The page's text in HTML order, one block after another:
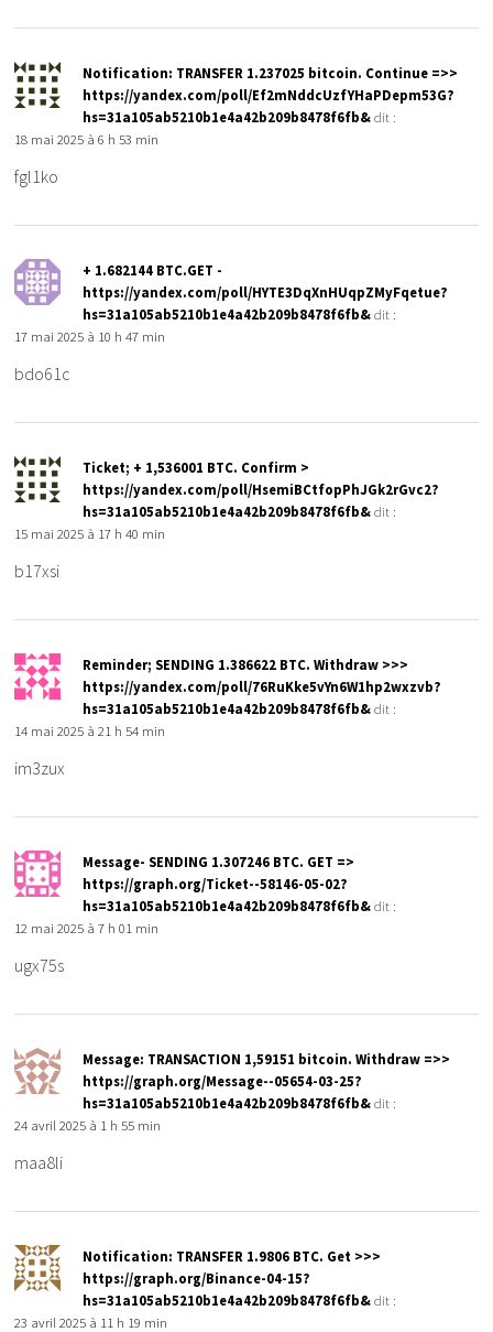
Notification: TRANSFER 1.237025 bitcoin. Continue =>>
https://yandex.com/poll/Ef2mNddcUzfYHaPDepm53G?
hs=31a105ab5210b1e4a42b209b8478f6fb& dit :
18 mai 2025 à 6 h 53 min
fgl1ko
+ 1.682144 BTC.GET -
https://yandex.com/poll/HYTE3DqXnHUqpZMyFqetue?
hs=31a105ab5210b1e4a42b209b8478f6fb& dit :
17 mai 2025 à 10 h 47 min
bdo61c
Ticket; + 1,536001 BTC. Confirm >
https://yandex.com/poll/HsemiBCtfopPhJGk2rGvc2?
hs=31a105ab5210b1e4a42b209b8478f6fb& dit :
15 mai 2025 à 17 h 40 min
b17xsi
Reminder; SENDING 1.386622 BTC. Withdraw >>>
https://yandex.com/poll/76RuKke5vYn6W1hp2wxzvb?
hs=31a105ab5210b1e4a42b209b8478f6fb& dit :
14 mai 2025 à 21 h 54 min
im3zux
Message- SENDING 1.307246 BTC. GET =>
https://graph.org/Ticket--58146-05-02?
hs=31a105ab5210b1e4a42b209b8478f6fb& dit :
12 mai 2025 à 7 h 01 min
ugx75s
Message: TRANSACTION 1,59151 bitcoin. Withdraw =>>
https://graph.org/Message--05654-03-25?
hs=31a105ab5210b1e4a42b209b8478f6fb& dit :
24 avril 2025 à 1 h 55 min
maa8li
Notification: TRANSFER 1.9806 BTC. Get >>>
https://graph.org/Binance-04-15?
hs=31a105ab5210b1e4a42b209b8478f6fb& dit :
23 avril 2025 à 11 h 19 min